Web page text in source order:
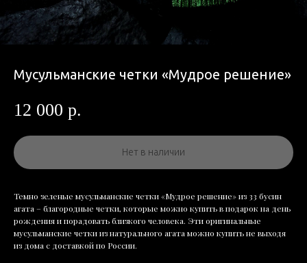
Мусульманские четки «Мудрое решение»
12 000 р.
Нет в наличии
Темно зеленые мусульманские четки «Мудрое решение» из 33 бусин
агата – благородные четки, которые можно купить в подарок на день
рождения и порадовать близкого человека. Эти оригинальные
мусульманские четки из натурального агата можно купить не выходя
из дома с доставкой по России.